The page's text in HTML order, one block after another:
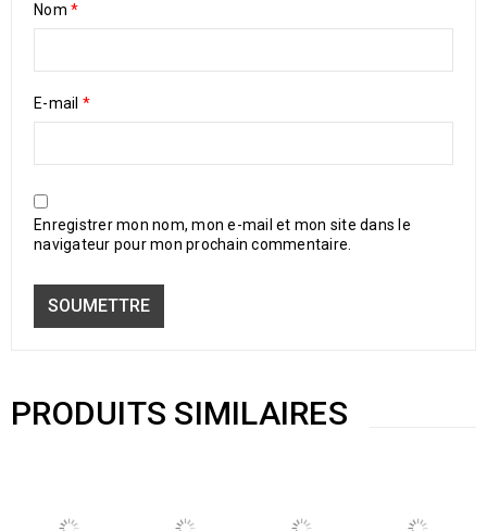
Nom *
E-mail *
Enregistrer mon nom, mon e-mail et mon site dans le
navigateur pour mon prochain commentaire.
PRODUITS SIMILAIRES